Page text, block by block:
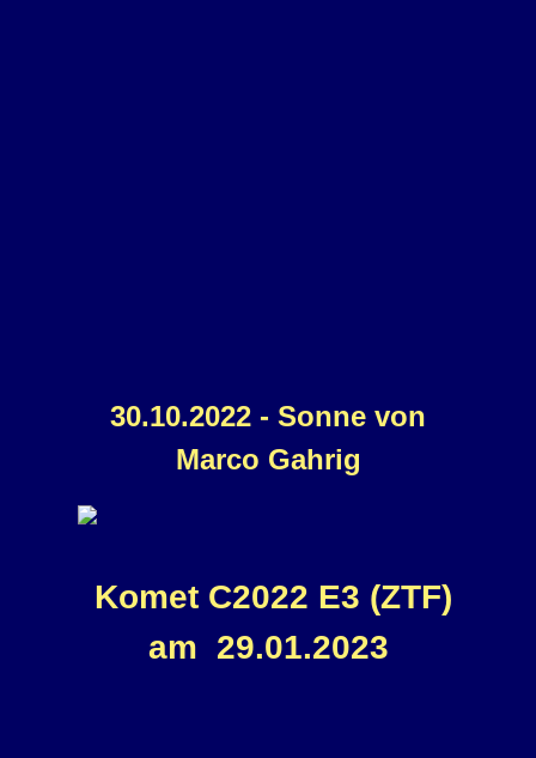
30.10.2022 - Sonne von
Marco Gahrig
Komet C2022 E3 (ZTF)
am 29.01.2023